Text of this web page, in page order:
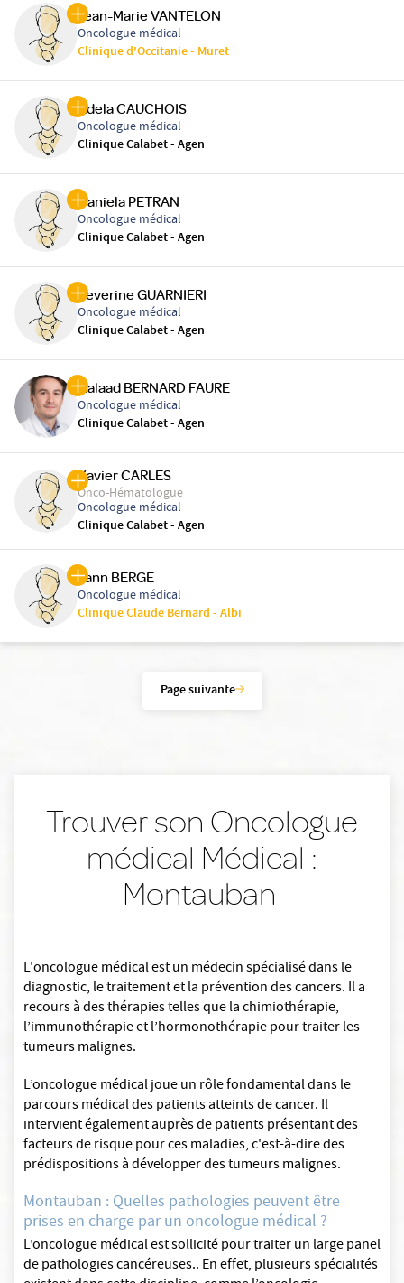
Jean-Marie VANTELON
Oncologue médical
Clinique d'Occitanie - Muret
Adela CAUCHOIS
Oncologue médical
Clinique Calabet - Agen
Daniela PETRAN
Oncologue médical
Clinique Calabet - Agen
Severine GUARNIERI
Oncologue médical
Clinique Calabet - Agen
Galaad BERNARD FAURE
Oncologue médical
Clinique Calabet - Agen
Xavier CARLES
Onco-Hématologue
Oncologue médical
Clinique Calabet - Agen
Yann BERGE
Oncologue médical
Clinique Claude Bernard - Albi
Page suivante
Trouver son Oncologue
médical Médical :
Montauban
L'oncologue médical est un médecin spécialisé dans le
diagnostic, le traitement et la prévention des cancers. Il a
recours à des thérapies telles que la chimiothérapie,
l’immunothérapie et l’hormonothérapie pour traiter les
tumeurs malignes.
L’oncologue médical joue un rôle fondamental dans le
parcours médical des patients atteints de cancer. Il
intervient également auprès de patients présentant des
facteurs de risque pour ces maladies, c'est-à-dire des
prédispositions à développer des tumeurs malignes.
Montauban : Quelles pathologies peuvent être
prises en charge par un oncologue médical ?
L’oncologue médical est sollicité pour traiter un large panel
de pathologies cancéreuses.. En effet, plusieurs spécialités